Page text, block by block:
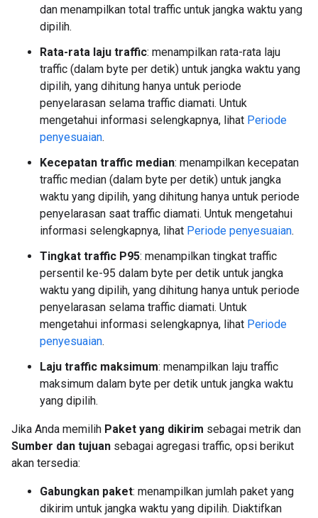
dan menampilkan total traffic untuk jangka waktu yang
dipilih.
Rata-rata laju traffic: menampilkan rata-rata laju
traffic (dalam byte per detik) untuk jangka waktu yang
dipilih, yang dihitung hanya untuk periode
penyelarasan selama traffic diamati. Untuk
mengetahui informasi selengkapnya, lihat Periode
penyesuaian.
Kecepatan traffic median: menampilkan kecepatan
traffic median (dalam byte per detik) untuk jangka
waktu yang dipilih, yang dihitung hanya untuk periode
penyelarasan saat traffic diamati. Untuk mengetahui
informasi selengkapnya, lihat Periode penyesuaian.
Tingkat traffic P95: menampilkan tingkat traffic
persentil ke-95 dalam byte per detik untuk jangka
waktu yang dipilih, yang dihitung hanya untuk periode
penyelarasan selama traffic diamati. Untuk
mengetahui informasi selengkapnya, lihat Periode
penyesuaian.
Laju traffic maksimum: menampilkan laju traffic
maksimum dalam byte per detik untuk jangka waktu
yang dipilih.
Jika Anda memilih Paket yang dikirim sebagai metrik dan
Sumber dan tujuan sebagai agregasi traffic, opsi berikut
akan tersedia:
Gabungkan paket: menampilkan jumlah paket yang
dikirim untuk jangka waktu yang dipilih. Diaktifkan